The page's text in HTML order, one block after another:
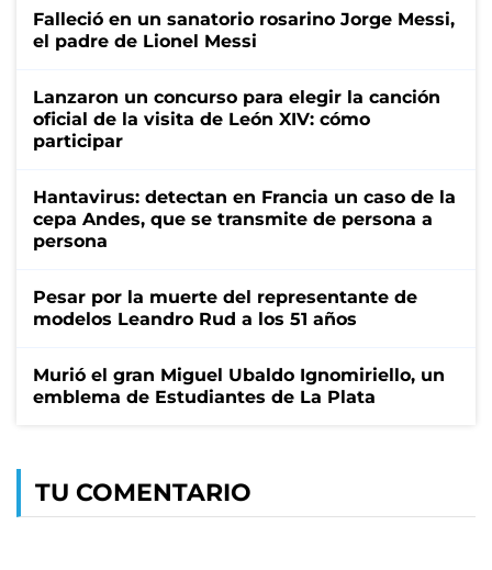
Falleció en un sanatorio rosarino Jorge Messi,
el padre de Lionel Messi
Lanzaron un concurso para elegir la canción
oficial de la visita de León XIV: cómo
participar
Hantavirus: detectan en Francia un caso de la
cepa Andes, que se transmite de persona a
persona
Pesar por la muerte del representante de
modelos Leandro Rud a los 51 años
Murió el gran Miguel Ubaldo Ignomiriello, un
emblema de Estudiantes de La Plata
TU COMENTARIO